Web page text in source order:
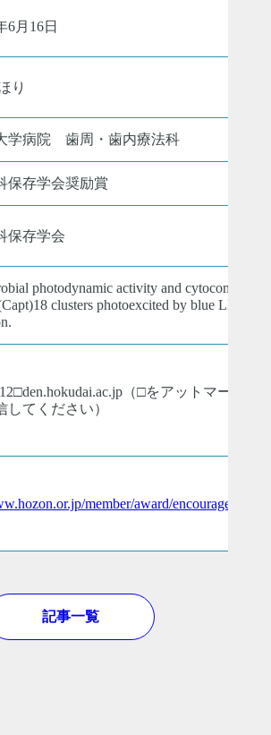
6月16日
り
学病院 歯周・歯内療法科
保存学会奨励賞
保存学会
photodynamic activity and
clusters photoexcited by blue LED
（□をアットマークに
してください）
member/award/
記事一覧